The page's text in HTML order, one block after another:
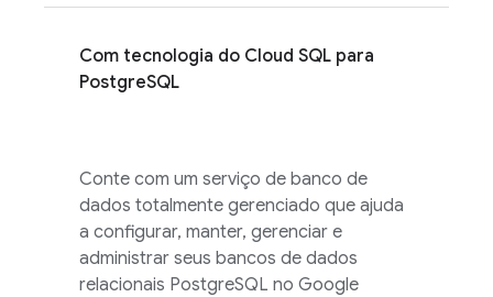
Com tecnologia do Cloud SQL para
PostgreSQL
Conte com um serviço de banco de
dados totalmente gerenciado que ajuda
a configurar, manter, gerenciar e
administrar seus bancos de dados
relacionais PostgreSQL no Google